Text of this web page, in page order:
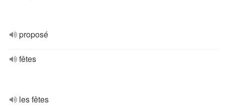
proposé
fêtes
les fêtes